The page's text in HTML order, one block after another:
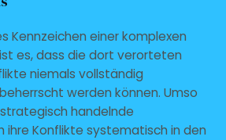
Kennzeichen einer komplexen
es, dass die dort verorteten
niemals vollständig
werden können. Umso
handelnde
ihre Konflikte systematisch in den